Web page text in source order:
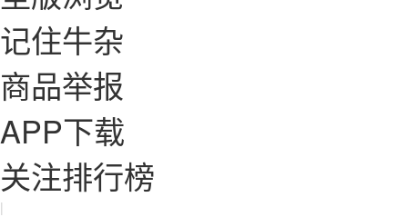
记住牛杂
商品举报
APP下载
关注排行榜
|